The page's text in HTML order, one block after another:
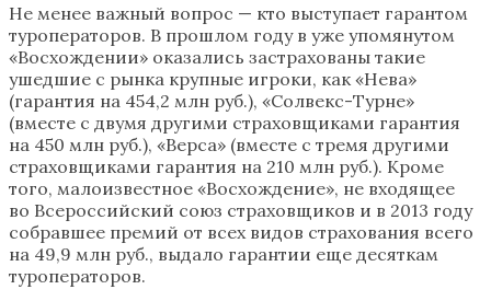
Не менее важный вопрос — кто выступает гарантом
туроператоров. В прошлом году в уже упомянутом
«Восхождении» оказались застрахованы такие
ушедшие с рынка крупные игроки, как «Нева»
(гарантия на 454,2 млн руб.), «Солвекс-Турне»
(вместе с двумя другими страховщиками гарантия
на 450 млн руб.), «Верса» (вместе с тремя другими
страховщиками гарантия на 210 млн руб.). Кроме
того, малоизвестное «Восхождение», не входящее
во Всероссийский союз страховщиков и в 2013 году
собравшее премий от всех видов страхования всего
на 49,9 млн руб., выдало гарантии еще десяткам
туроператоров.